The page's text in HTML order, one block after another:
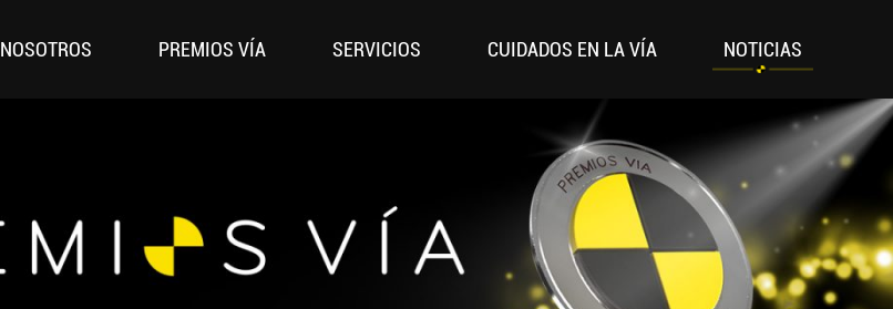
NOSOTROS PREMIOS VÍA SERVICIOS CUIDADOS EN LA VÍA NOTICIAS